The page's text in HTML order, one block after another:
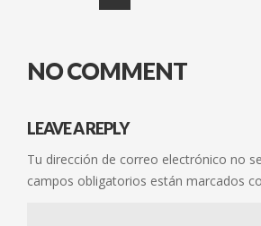
NO COMMENT
LEAVE A REPLY
Tu dirección de correo electrónico no
campos obligatorios están marcados